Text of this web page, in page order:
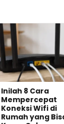
Inilah 8 Cara
Mempercepat
Koneksi Wifi di
Rumah yang